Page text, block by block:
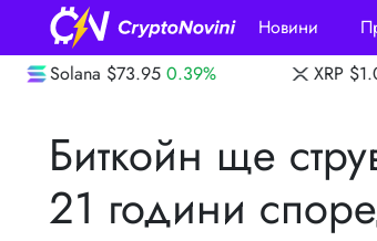
Новини
XRP $1.05
Биткойн ще
21 години